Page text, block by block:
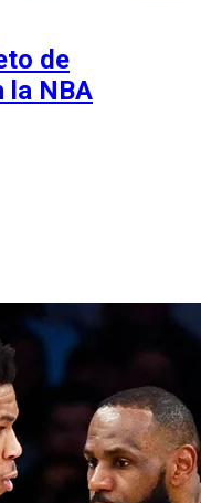
de
la NBA